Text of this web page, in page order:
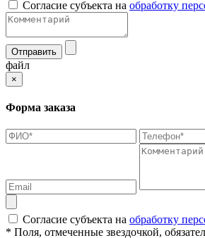
Согласие субъекта на обработку
Отправить
файл
×
Форма заказа
Согласие субъекта на обработку
* Поля, отмеченные звездочкой,